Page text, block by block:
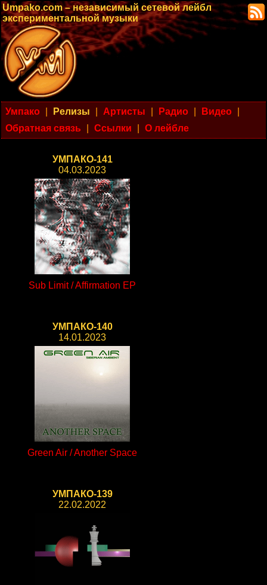
Umpako.com – независимый сетевой лейбл
экспериментальной музыки
Умпако Релизы Артисты Радио Видео
Обратная связь
Ссылки О лейбле
УМПАКО-141
04.03.2023
Sub Limit / Affirmation EP
УМПАКО-140
14.01.2023
Green Air / Another Space
УМПАКО-139
22.02.2022